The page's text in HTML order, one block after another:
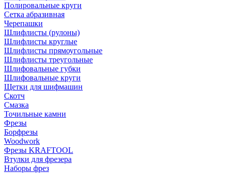
Полировальные круги
Сетка абразивная
Черепашки
Шлифлисты (рулоны)
Шлифлисты круглые
Шлифлисты прямоугольные
Шлифлисты треугольные
Шлифовальные губки
Шлифовальные круги
Щетки для шифмашин
Скотч
Смазка
Точильные камни
Фрезы
Борфрезы
Woodwork
Фрезы KRAFTOOL
Втулки для фрезера
Наборы фрез